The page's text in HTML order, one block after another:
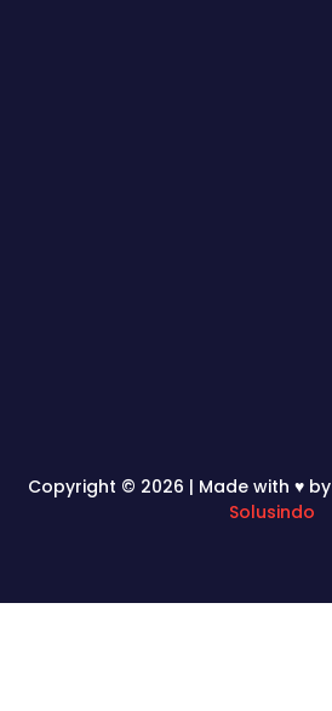
Copyright © 2026 | Made with ♥ by
Solusindo